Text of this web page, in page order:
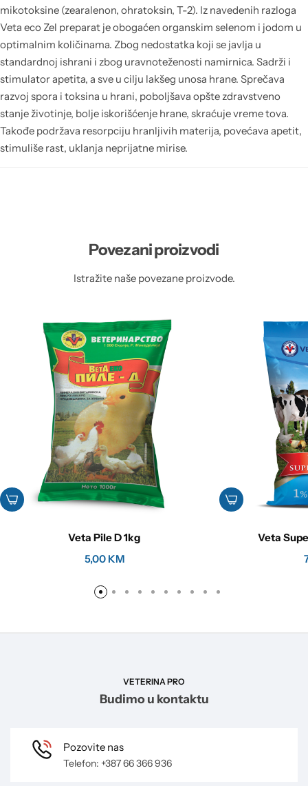
mikotoksine (zearalenon, ohratoksin, T-2). Iz navedenih razloga
Veta eco Zel preparat je obogaćen organskim selenom i jodom u
optimalnim količinama. Zbog nedostatka koji se javlja u
standardnoj ishrani i zbog uravnoteženosti namirnica. Sadrži i
stimulator apetita, a sve u cilju lakšeg unosa hrane. Sprečava
razvoj spora i toksina u hrani, poboljšava opšte zdravstveno
stanje životinje, bolje iskorišćenje hrane, skraćuje vreme tova.
Takođe podržava resorpciju hranljivih materija, povećava apetit,
stimuliše rast, uklanja neprijatne mirise.
Povezani proizvodi
Istražite naše povezane proizvode.
Veta Pile D 1kg
5,00 KM
Veta
VETERINA PRO
Budimo u kontaktu
Pozovite nas
Telefon: +387 66 366 936